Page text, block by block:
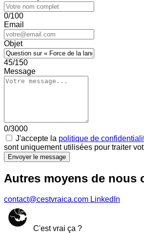
0/100
Email
Objet
45/150
Message
0/3000
J'accepte la politique de
sont uniquement utilisées pour traiter
Envoyer le message
Autres moyens de nous
contact@cestvraica.com LinkedIn
C'est vrai ça ?